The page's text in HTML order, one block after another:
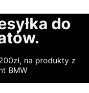
do
na produkty z
BMW